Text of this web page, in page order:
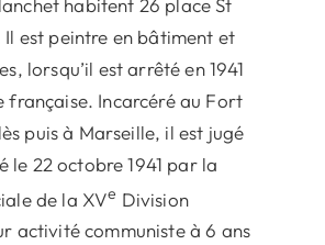
Il est peintre en bâtiment et
lorsqu’il est arrêté en 1941
française. Incarcéré au Fort
puis à Marseille, il est jugé
le 22 octobre 1941 par la
de la XVe Division
activité communiste à 6 ans